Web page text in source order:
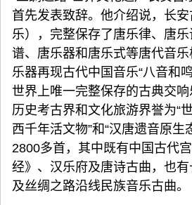
首先发表致辞。他介绍说，长
乐），完整保存了唐乐律、唐
谱、唐乐器和唐乐式等唐代音
乐器再现古代中国音乐“八音和
世界上唯一完整保存的古典交响
历史考古界和文化旅游界誉为“
西千年活文物”和“汉唐遗音原生
2800多首，其中既有中国古代
经》、汉乐府及唐诗古曲，也
及丝绸之路沿线民族音乐古曲。